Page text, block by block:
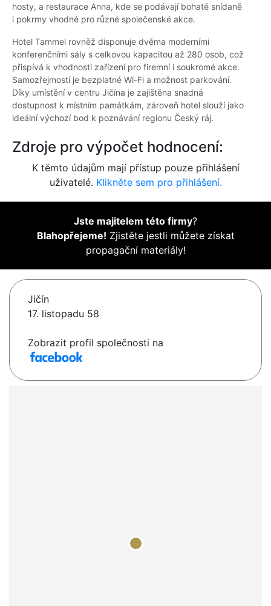
hosty, a restaurace Anna, kde se podávají bohaté snídaně
i pokrmy vhodné pro různé společenské akce.
Hotel Tammel rovněž disponuje dvěma moderními
konferenčními sály s celkovou kapacitou až 280 osob, což
přispívá k vhodnosti zařízení pro firemní i soukromé akce.
Samozřejmostí je bezplatné Wi-Fi a možnost parkování.
Díky umístění v centru Jičína je zajištěna snadná
dostupnost k místním památkám, zároveň hotel slouží jako
ideální výchozí bod k poznávání regionu Český ráj.
Zdroje pro výpočet hodnocení:
K těmto údajům mají přístup pouze přihlášení
uživatelé. Klikněte sem pro přihlášení.
Jste majitelem této firmy?
Blahopřejeme! Zjistěte jestli můžete získat
propagační materiály!
Jičín
17. listopadu 58
Zobrazit profil společnosti na